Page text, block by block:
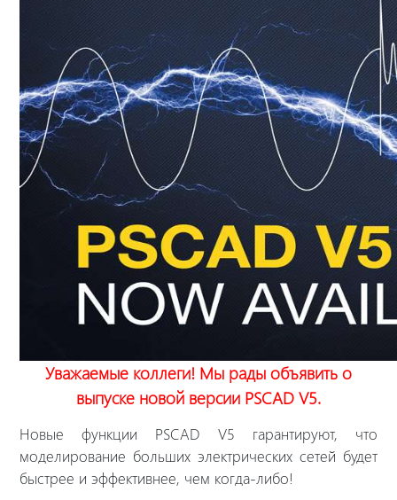
Уважаемые коллеги! Мы рады объявить о
выпуске новой версии PSCAD V5.
Новые функции PSCAD V5 гарантируют, что
моделирование больших электрических сетей будет
быстрее и эффективнее, чем когда-либо!